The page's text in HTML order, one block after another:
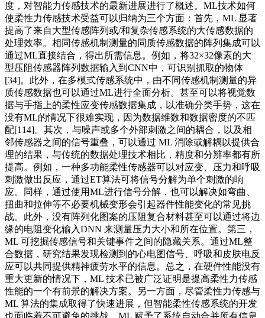
度，对智能力传感技术的最新进展进行了概述。ML技术如何
使柔性力传感技术受益可以归纳为三个方面：首先，ML 显著
提高了来自大型传感阵列或/和复杂传感系统的大传感数据的
处理效率。相同传感机制测量的同质传感数据的阵列集成可以
通过ML直接结合，得出所需信息。例如，将32×32像素的大
型压阻传感器阵列数据输入到CNN中，可识别抓取的物体
[34]。此外，在多模式传感系统中，由不同传感机制测量的异
质传感数据也可以通过ML进行全面分析。甚至可以将视觉数
据与手指上的柔性应变传感数据集成，以准确分类手势，这在
没有ML的情况下很难实现，因为数据维数和数据密度的不匹
配[114]。其次，与噪声或多个外部刺激之间的耦合，以及相
邻传感器之间的信号重叠，可以通过 ML 消除或解耦以提供合
理的结果，与传统的数据处理技术相比，精度和分辨率都有所
提高。例如，一种多功能柔性传感器可以对应变、压力和呼吸
刺激做出反应，通过ET算法可将信号分解为单个刺激的响
应。同样，通过使用ML进行信号分解，也可以解决如弯曲、
扭曲和拉伸等不必要机械变形会引起器件性能变化的常见挑
战。此外，没有阵列化图案的压阻复合材料甚至可以通过将边
缘的电阻变化输入DNN 来测量压力大小和所在位置。第三，
ML 可挖掘传感信号和关键事件之间的隐藏关系。通过ML整
合数据，研究结果发现检测到的心电图信号、呼吸和皮肤电反
应可以共同提供精神疲劳水平的信息。总之，在硬件性能没有
重大更新的情况下，ML 技术已被广泛证明是提高柔性力传感
性能的一个有前景的解决方案。另一方面，尽管柔性力传感与
ML 算法的集成取得了快速进展，但智能柔性传感系统的开发